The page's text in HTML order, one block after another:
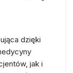
dzięki
jak i